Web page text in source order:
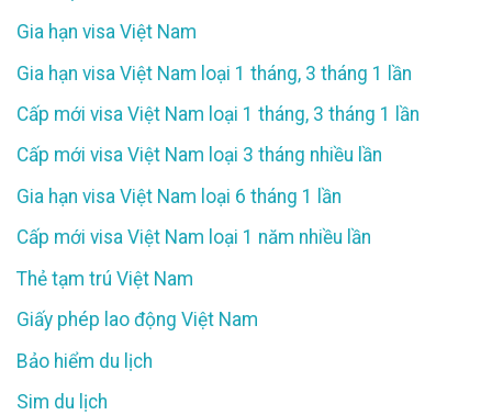
Gia hạn visa Việt Nam
Gia hạn visa Việt Nam loại 1 tháng, 3 tháng 1 lần
Cấp mới visa Việt Nam loại 1 tháng, 3 tháng 1 lần
Cấp mới visa Việt Nam loại 3 tháng nhiều lần
Gia hạn visa Việt Nam loại 6 tháng 1 lần
Cấp mới visa Việt Nam loại 1 năm nhiều lần
Thẻ tạm trú Việt Nam
Giấy phép lao động Việt Nam
Bảo hiểm du lịch
Sim du lịch